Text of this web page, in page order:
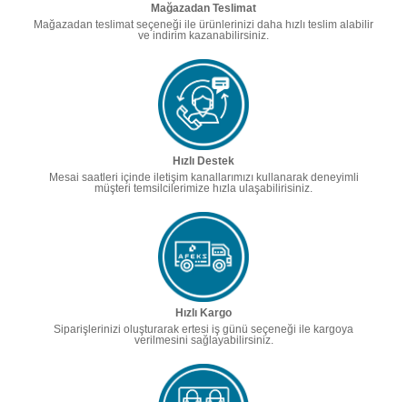
Mağazadan Teslimat
Mağazadan teslimat seçeneği ile ürünlerinizi daha hızlı teslim alabilir
ve indirim kazanabilirsiniz.
Hızlı Destek
Mesai saatleri içinde iletişim kanallarımızı kullanarak deneyimli
müşteri temsilcilerimize hızla ulaşabilirisiniz.
Hızlı Kargo
Siparişlerinizi oluşturarak ertesi iş günü seçeneği ile kargoya
verilmesini sağlayabilirsiniz.